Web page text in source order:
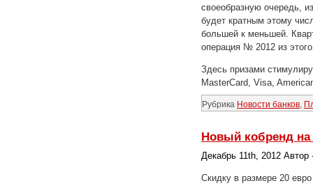
своеобразную очередь,
будет кратным этому
большей к меньшей.
операция № 2012 из
Здесь призами
MasterCard, Visa,
Рубрика Новости банков
Новый кобренд на
Декабрь 11th, 2012 Автор
Скидку в размере 20